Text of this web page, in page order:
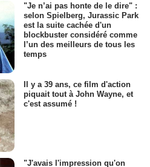
"Je n’ai pas honte de le dire" :
selon Spielberg, Jurassic Park
est la suite cachée d'un
blockbuster considéré comme
l’un des meilleurs de tous les
temps
Il y a 39 ans, ce film d'action
piquait tout à John Wayne, et
c'est assumé !
"J'avais l'impression qu'on